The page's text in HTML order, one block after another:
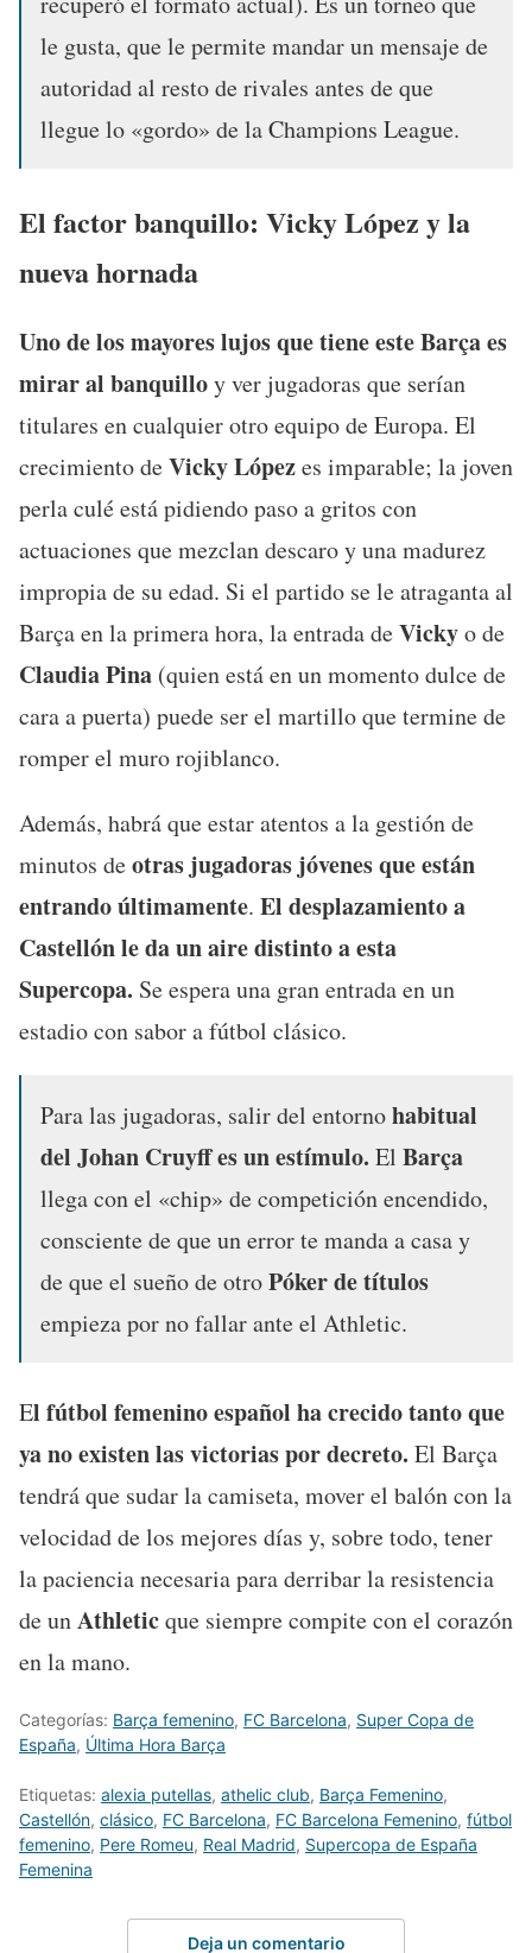
le gusta, que le permite mandar un mensaje de
autoridad al resto de rivales antes de que
llegue lo «gordo» de la Champions League.
El factor banquillo: Vicky López y la
nueva hornada
Uno de los mayores lujos que tiene este Barça es
mirar al banquilloy ver jugadoras que serían
titulares en cualquier otro equipo de Europa. El
crecimiento deVicky Lópezes imparable; la joven
perla culé está pidiendo paso a gritos con
actuaciones que mezclan descaro y una madurez
impropia de su edad. Si el partido se le atraganta al
Barça en la primera hora, la entrada deVickyo de
Claudia Pina (quien está en un momento dulce de
cara a puerta) puede ser el martillo que termine de
romper el muro rojiblanco.
Además, habrá que estar atentos a la gestión de
minutos deotras jugadoras jóvenes que están
entrando últimamente. El desplazamiento a
Castellón le da un aire distinto a esta
Supercopa. Se espera una gran entrada en un
estadio con sabor a fútbol clásico.
Para las jugadoras, salir del entornohabitual
del Johan Cruyff es un estímulo. El Barça
llega con el «chip» de competición encendido,
consciente de que un error te manda a casa y
de que el sueño de otroPóker de títulos
empieza por no fallar ante el Athletic.
El fútbol femenino español ha crecido tanto que
ya no existen las victorias por decreto. El Barça
tendrá que sudar la camiseta, mover el balón con la
velocidad de los mejores días y, sobre todo, tener
la paciencia necesaria para derribar la resistencia
de unAthleticque siempre compite con el corazón
en la mano.
Categorías: Barça femenino, FC Barcelona, Super Copa de
España, Última Hora Barça
Etiquetas: alexia putellas, athelic club, Barça Femenino,
Castellón, clásico, FC Barcelona, FC Barcelona Femenino, fútbol
femenino, Pere Romeu, Real Madrid, Supercopa de España
Femenina
Deja un comentario